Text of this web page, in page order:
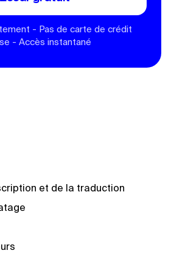
- Pas de carte de crédit
- Accès instantané
et de la traduction